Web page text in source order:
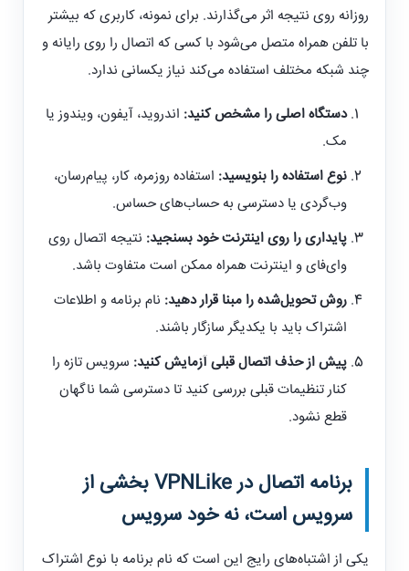
روزانه روی نتیجه اثر می‌گذارند. برای نمونه، کاربری که بیشتر
با تلفن همراه متصل می‌شود با کسی که اتصال را روی رایانه و
چند شبکه مختلف استفاده می‌کند نیاز یکسانی ندارد.
دستگاه اصلی را مشخص کنید: اندروید، آیفون، ویندوز یا
مک.
نوع استفاده را بنویسید: استفاده روزمره، کار، پیام‌رسان،
وب‌گردی یا دسترسی به حساب‌های حساس.
پایداری را روی اینترنت خود بسنجید: نتیجه اتصال روی
وای‌فای و اینترنت همراه ممکن است متفاوت باشد.
روش تحویل‌شده را مبنا قرار دهید: نام برنامه و اطلاعات
اشتراک باید با یکدیگر سازگار باشند.
پیش از حذف اتصال قبلی آزمایش کنید: سرویس تازه را
کنار تنظیمات قبلی بررسی کنید تا دسترسی شما ناگهان
قطع نشود.
برنامه اتصال درVPNLikeبخشی از
سرویس است، نه خود سرویس
یکی از اشتباه‌های رایج این است که نام برنامه با نوع اشتراک